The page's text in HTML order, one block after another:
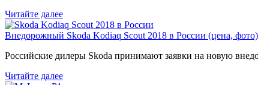
Читайте далее
Внедорожный Skoda Kodiaq Scout 2018 в России (цена, фото)
Российские дилеры Skoda принимают заявки на новую
Читайте далее